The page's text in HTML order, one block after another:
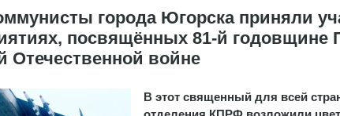
города Югорска приняли
посвящённых 81-й годовщине
Отечественной войне
В этот священный для всей